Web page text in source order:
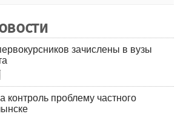
зачислены в вузы
контроль проблему частного